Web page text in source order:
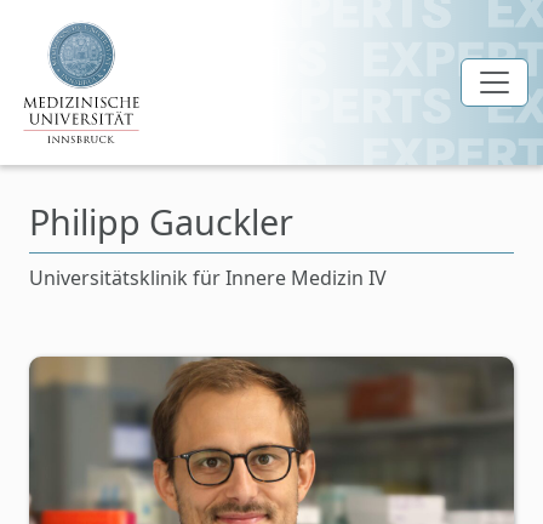
Zum Hauptinhalt springen
Philipp Gauckler
Universitätsklinik für Innere Medizin IV